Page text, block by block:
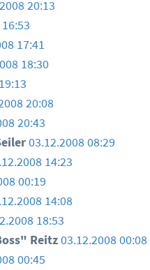
20:13
17:41
18:30
20:08
20:43
03.12.2008 08:29
14:23
00:19
14:08
18:53
Reitz03.12.2008 00:08
00:45